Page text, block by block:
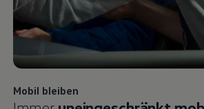
Immeruneingeschränkt mobil